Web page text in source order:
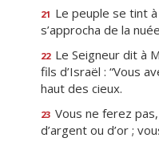
21 Le peuple se tint
s’approcha de la
22 Le Seigneur dit à
fils d’Israël : “Vous
haut des cieux.
23 Vous ne ferez
d’argent ou d’or ;